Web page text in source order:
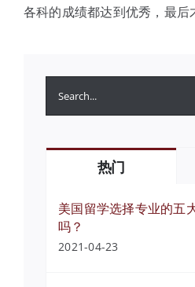
各科的成绩都达到优秀，最后
热门
美国留学选择专业的五
吗？
2021-04-23